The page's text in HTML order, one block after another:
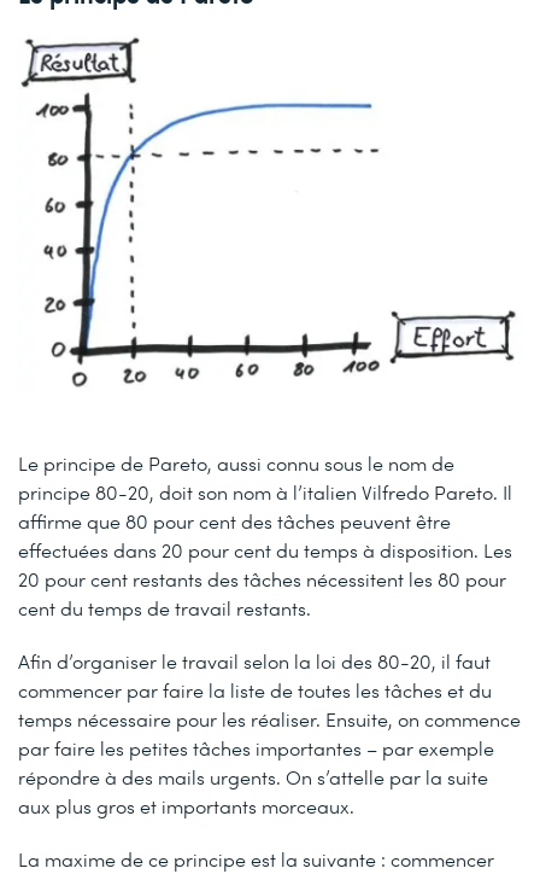
Le principe de Pareto, aussi connu sous le nom de
principe 80-20, doit son nom à l’italien Vilfredo Pareto. Il
affirme que 80 pour cent des tâches peuvent être
effectuées dans 20 pour cent du temps à disposition. Les
20 pour cent restants des tâches nécessitent les 80 pour
cent du temps de travail restants.
Afin d’organiser le travail selon la loi des 80-20, il faut
commencer par faire la liste de toutes les tâches et du
temps nécessaire pour les réaliser. Ensuite, on commence
par faire les petites tâches importantes – par exemple
répondre à des mails urgents. On s’attelle par la suite
aux plus gros et importants morceaux.
La maxime de ce principe est la suivante : commencer